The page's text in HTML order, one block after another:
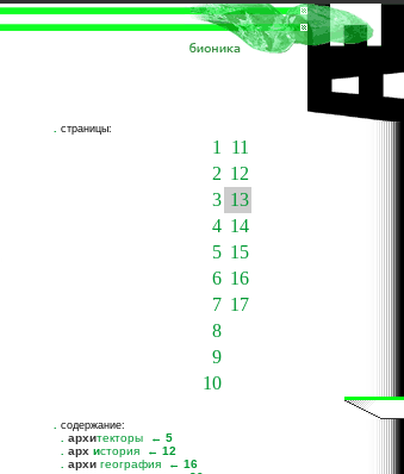
. страницы:
1
11
2 12
3 13
4 14
5 15
6 16
7 17
8
9
10
. содержание: